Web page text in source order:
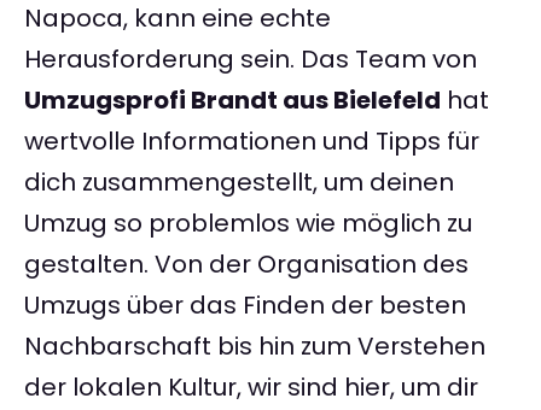
Napoca, kann eine echte
Herausforderung sein. Das Team von
Umzugsprofi Brandt aus Bielefeld hat
wertvolle Informationen und Tipps für
dich zusammengestellt, um deinen
Umzug so problemlos wie möglich zu
gestalten. Von der Organisation des
Umzugs über das Finden der besten
Nachbarschaft bis hin zum Verstehen
der lokalen Kultur, wir sind hier, um dir